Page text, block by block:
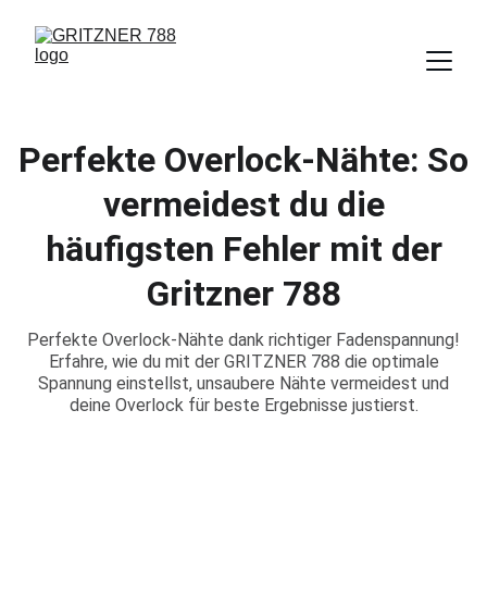
Perfekte Overlock-Nähte: So
vermeidest du die
häufigsten Fehler mit der
Gritzner 788
Perfekte Overlock-Nähte dank richtiger Fadenspannung!
Erfahre, wie du mit der GRITZNER 788 die optimale
Spannung einstellst, unsaubere Nähte vermeidest und
deine Overlock für beste Ergebnisse justierst.